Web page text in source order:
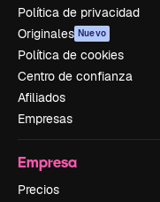
Política de privacidad
Originales Nuevo
Política de cookies
Centro de confianza
Afiliados
Empresas
Empresa
Precios